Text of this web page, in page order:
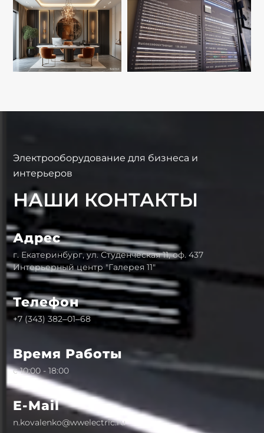
Электрооборудование для бизнеса и
интерьеров
НАШИ КОНТАКТЫ
Адрес
г. Екатеринбург, ул. Студенческая 11, оф. 437
Интерьерный центр "Галерея 11"
Телефон
+7 (343) 382‒01‒68
Время Работы
с 10:00 - 18:00
E-Mail
n.kovalenko@wwelectric.ru